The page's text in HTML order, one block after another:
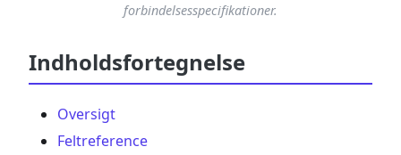
forbindelsesspecifikationer.
Indholdsfortegnelse
Oversigt
Feltreference